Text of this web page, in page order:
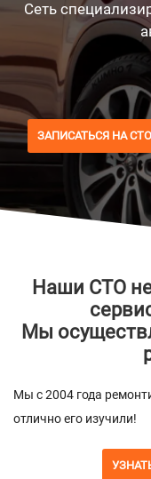
Сеть
ЗАПИСАТЬСЯ НА СТО
Наши СТО
Мы
Мы с 2004 года
отлично его изучили!